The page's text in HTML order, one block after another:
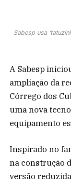
Sabesp usa
A Sabesp
ampliação da
Córrego dos
uma nova
equipamento
Inspirado no
na construção
versão